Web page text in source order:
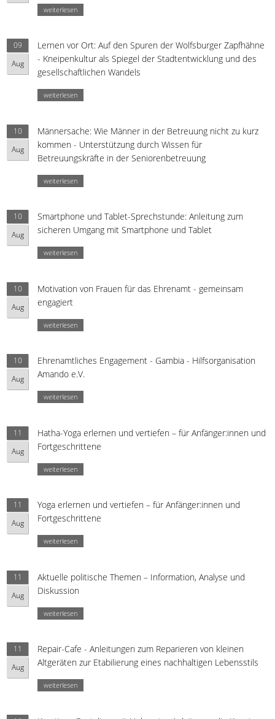
weiterlesen
09
Aug
Lernen vor Ort: Auf den Spuren der Wolfsburger Zapfhähne
- Kneipenkultur als Spiegel der Stadtentwicklung und des
gesellschaftlichen Wandels
weiterlesen
10
Aug
Männersache: Wie Männer in der Betreuung nicht zu kurz
kommen - Unterstützung durch Wissen für
Betreuungskräfte in der Seniorenbetreuung
weiterlesen
10
Aug
Smartphone und Tablet-Sprechstunde: Anleitung zum
sicheren Umgang mit Smartphone und Tablet
weiterlesen
10
Aug
Motivation von Frauen für das Ehrenamt - gemeinsam
engagiert
weiterlesen
10
Aug
Ehrenamtliches Engagement - Gambia - Hilfsorganisation
Amando e.V.
weiterlesen
11
Aug
Hatha-Yoga erlernen und vertiefen – für Anfänger:innen und
Fortgeschrittene
weiterlesen
11
Aug
Yoga erlernen und vertiefen – für Anfänger:innen und
Fortgeschrittene
weiterlesen
11
Aug
Aktuelle politische Themen – Information, Analyse und
Diskussion
weiterlesen
11
Aug
Repair-Cafe - Anleitungen zum Reparieren von kleinen
Altgeräten zur Etabilierung eines nachhaltigen Lebensstils
weiterlesen